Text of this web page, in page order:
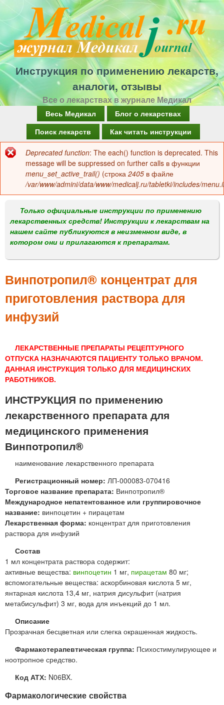
Перейти
к
основному
содержанию
Инструкция по применению лекарств,
аналоги, отзывы
Все о лекарствах в журнале Медикал
а
в
о
м
е
н
Весь Медикал
Блог о лекарствах
Поиск лекарств
Как читать инструкции
Сообщение
об
ошибке
Deprecated function: The each() function is deprecated. This
message will be suppressed on further calls в функции
menu_set_active_trail() (строка 2405 в файле
/var/www/admini/data/www/medicalj.ru/tabletki/includes/
Только официальные инструкции по применению
лекарственных средств! Инструкции к лекарствам на
нашем сайте публикуются в неизменном виде, в
котором они и прилагаются к препаратам.
Винпотропил® концентрат для
приготовления раствора для
инфузий
ЛЕКАРСТВЕННЫЕ ПРЕПАРАТЫ РЕЦЕПТУРНОГО
ОТПУСКА НАЗНАЧАЮТСЯ ПАЦИЕНТУ ТОЛЬКО ВРАЧОМ.
ДАННАЯ ИНСТРУКЦИЯ ТОЛЬКО ДЛЯ МЕДИЦИНСКИХ
РАБОТНИКОВ.
ИНСТРУКЦИЯ по применению
лекарственного препарата для
медицинского применения
Винпотропил®
наименование лекарственного препарата
Регистрационный номер: ЛП-000083-070416
Торговое название препарата: Винпотропил®
Международное непатентованное или группировочное
название: винпоцетин + пирацетам
Лекарственная форма: концентрат для приготовления
раствора для инфузий
Состав
1 мл концентрата раствора содержит:
активные вещества: винпоцетин 1 мг, пирацетам 80 мг;
вспомогательные вещества: аскорбиновая кислота 5 мг,
янтарная кислота 13,4 мг, натрия дисульфит (натрия
метабисульфит) 3 мг, вода для инъекций до 1 мл.
Описание
Прозрачная бесцветная или слегка окрашенная жидкость.
Фармакотерапевтическая группа: Психостимулирующее и
ноотропное средство.
Код АТХ: N06BX.
Фармакологические свойства